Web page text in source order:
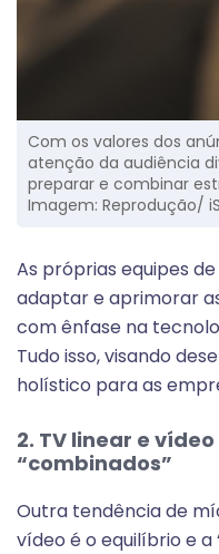
Com os valores dos
atenção da audiência
preparar e combinar
Imagem: Reprodução/
As próprias equipes
adaptar e aprimorar
com ênfase na
Tudo isso, visando
holístico para as
2. TV linear e
“combinados”
Outra tendência de
vídeo é o equilíbrio e